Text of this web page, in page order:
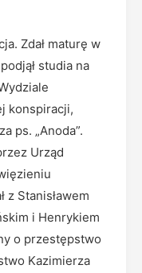
Zdał maturę w
studia na
konspiracji,
ps. „Anoda”.
Urząd
z Stanisławem
i Henrykiem
o przestępstwo
Kazimierza